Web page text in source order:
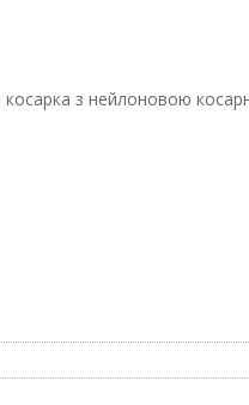
косарка з нейлоновою